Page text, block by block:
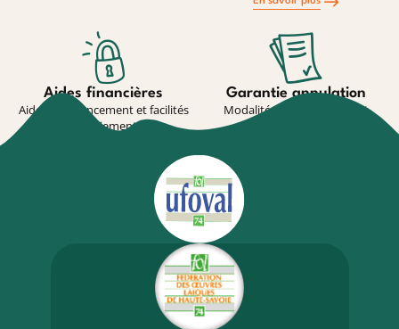
Aides financières
Aides au financement et facilités
de paiement
Garantie annulation
Modalité de souscription et